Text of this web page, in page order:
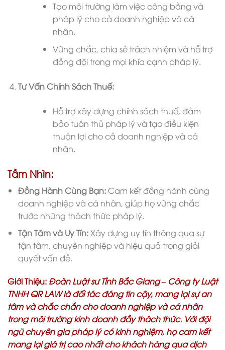
Tạo môi trường làm việc công bằng và
pháp lý cho cả doanh nghiệp và cá
nhân.
Vững chắc, chia sẻ trách nhiệm và hỗ trợ
đồng đội trong mọi khía cạnh pháp lý.
Tư Vấn Chính Sách Thuế:
Hỗ trợ xây dựng chính sách thuế, đảm
bảo tuân thủ pháp lý và tạo điều kiện
thuận lợi cho cả doanh nghiệp và cá
nhân.
Tầm Nhìn:
Đồng Hành Cùng Bạn:Cam kết đồng hành cùng
doanh nghiệp và cá nhân, giúp họ vững chắc
trước những thách thức pháp lý.
Tận Tâm và Uy Tín:Xây dựng uy tín thông qua sự
tận tâm, chuyên nghiệp và hiệu quả trong giải
quyết vấn đề.
Giới Thiệu: Đoàn Luật sư Tỉnh Bắc Giang – Công ty Luật
TNHH QR LAW là đối tác đáng tin cậy, mang lại sự an
tâm và chắc chắn cho doanh nghiệp và cá nhân
trong môi trường kinh doanh đầy thách thức. Với đội
ngũ chuyên gia pháp lý có kinh nghiệm, họ cam kết
mang lại giá trị cao nhất cho khách hàng qua dịch